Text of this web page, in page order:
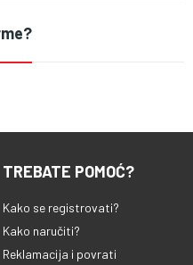
TREBATE POMOĆ?
Kako se registrovati?
Kako naručiti?
Reklamacija i povrati